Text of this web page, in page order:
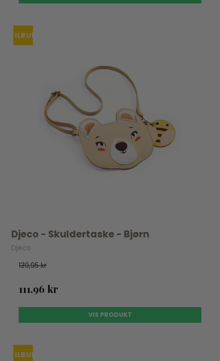
TILBUD
Djeco - Skuldertaske - Bjørn
Djeco
139,95 kr
111,96 kr
VIS PRODUKT
TILBUD